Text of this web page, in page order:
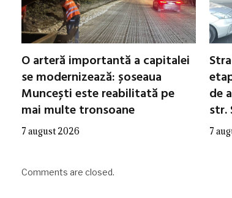
O arteră importantă a capitalei
se modernizează: șoseaua
Muncești este reabilitată pe
mai multe tronsoane
7 august 2026
de
str.
7
Comments are closed.